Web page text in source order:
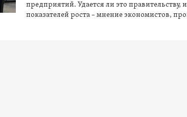
предприятий. Удается ли это
показателей роста – мнение экономистов,